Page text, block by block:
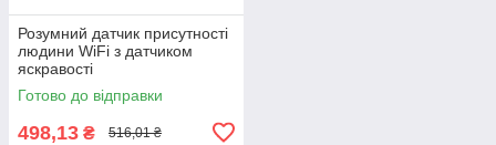
Розумний датчик присутності
людини WiFi з датчиком
яскравості
Готово до відправки
498,13 ₴ 516,01 ₴